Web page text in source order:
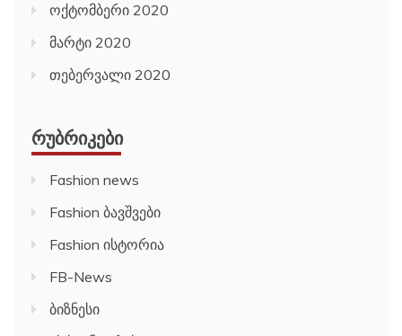
ოქტომბერი 2020
მარტი 2020
თებერვალი 2020
ᲠᲣᲑᲠᲘᲙᲔᲑᲘ
Fashion news
Fashion ბავშვები
Fashion ისტორია
FB-News
ბიზნესი